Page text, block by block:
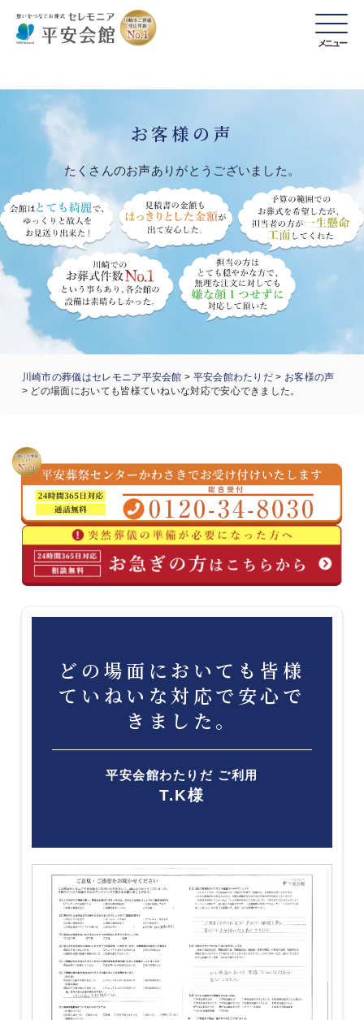
メニュー
お客様の声
たくさんのお声ありがとうございました。
川崎市の葬儀はセレモニア平安会館 > 平安会館わたりだ > お客様の声
> どの場面においても皆様ていねいな対応で安心できました。
どの場面においても皆様
ていねいな対応で安心で
きました。
平安会館わたりだ ご利用
T.K様